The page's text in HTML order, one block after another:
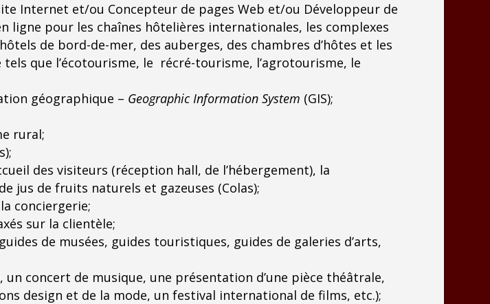
Internet et/ou Concepteur de pages Web et/ou Développeur de
ligne pour les chaînes hôtelières internationales, les complexes
de bord-de-mer, des auberges, des chambres d’hôtes et les
que l’écotourisme, le récré-tourisme, l’agrotourisme, le
géographique – Geographic Information System (GIS);
rural;
des visiteurs (réception hall, de l’hébergement), la
jus de fruits naturels et gazeuses (Colas);
conciergerie;
sur la clientèle;
de musées, guides touristiques, guides de galeries d’arts,
concert de musique, une présentation d’une pièce théâtrale,
design et de la mode, un festival international de films, etc.);